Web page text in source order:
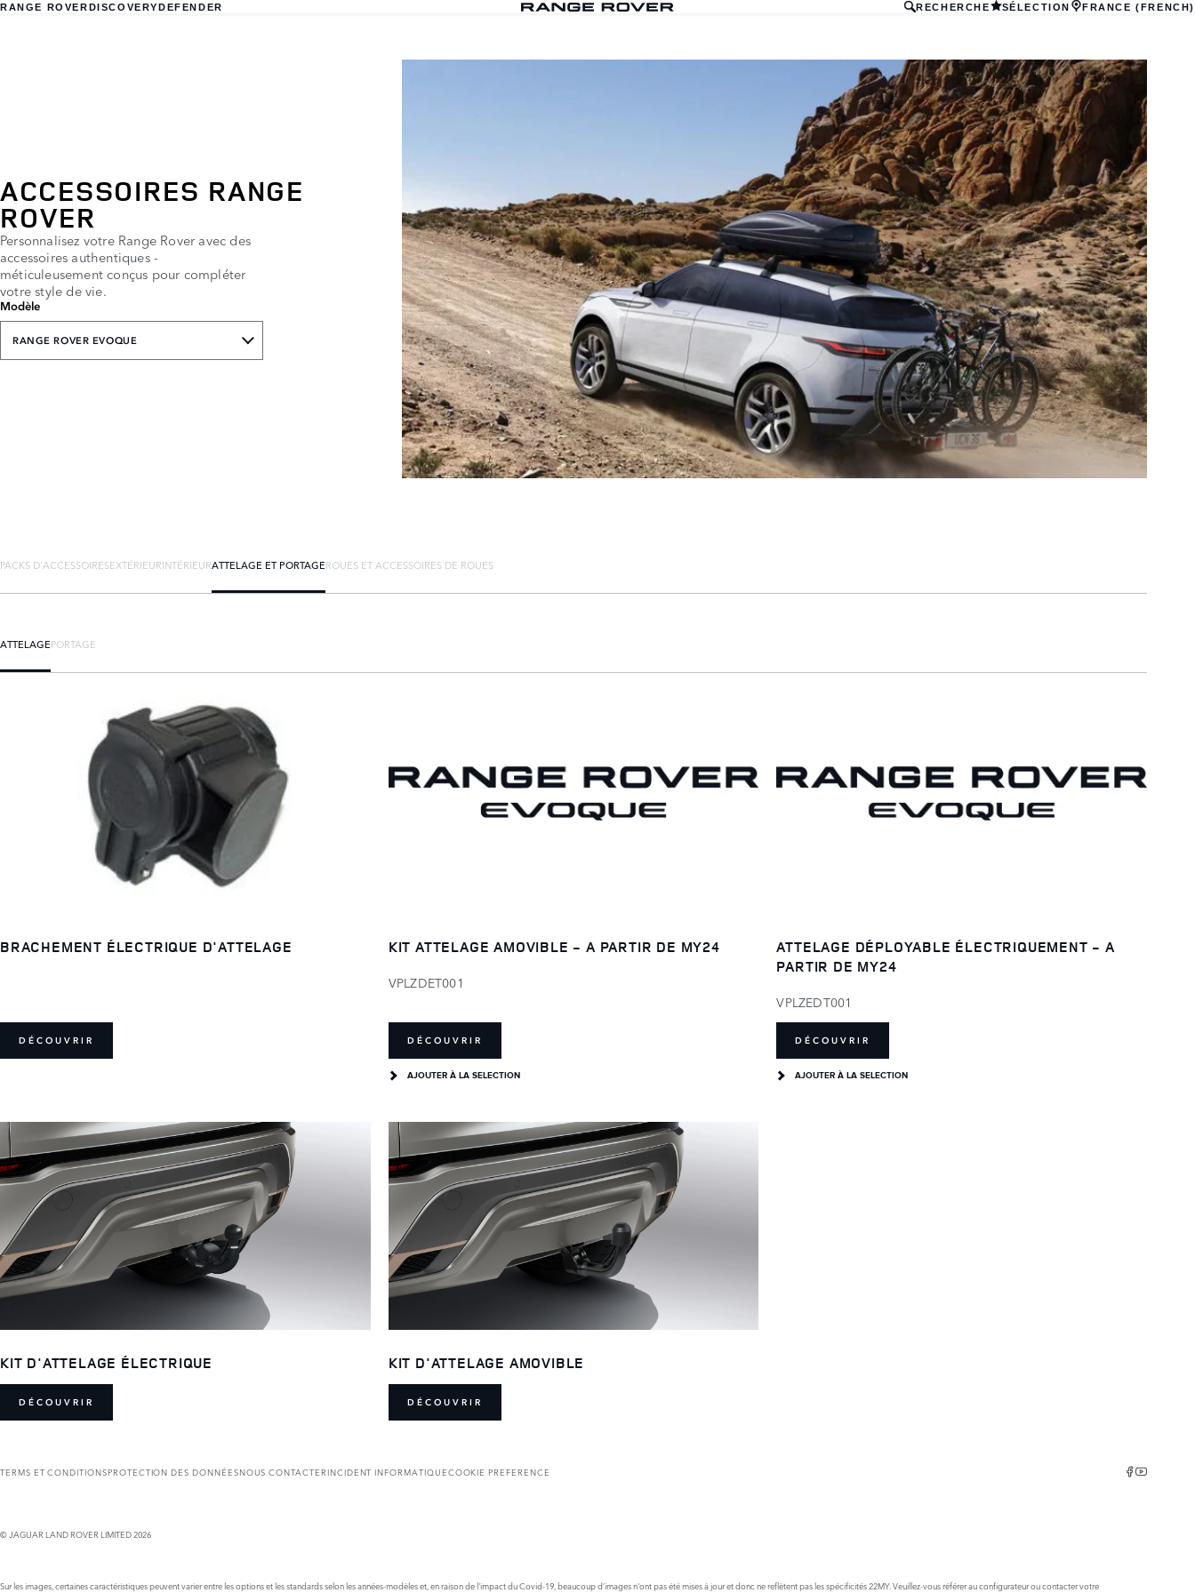
RANGE ROVERDISCOVERYDEFENDER RECHERCHE SÉLECTION FRANCE (FRENCH)
ACCESSOIRES RANGE
ROVER
Personnalisez votre Range Rover avec des
accessoires authentiques -
méticuleusement conçus pour compléter
votre style de vie.
Modèle
RANGE ROVER EVOQUE
PACKS D'ACCESSOIRESEXTÉRIEURINTÉRIEURATTELAGE ET PORTAGEROUES ET ACCESSOIRES DE ROUES
ATTELAGEPORTAGE
BRACHEMENT ÉLECTRIQUE D'ATTELAGE
DÉCOUVRIR
KIT ATTELAGE AMOVIBLE - A PARTIR DE MY24
VPLZDET001
DÉCOUVRIR
AJOUTER À LA SELECTION
ATTELAGE DÉPLOYABLE ÉLECTRIQUEMENT - A
PARTIR DE MY24
VPLZEDT001
DÉCOUVRIR
AJOUTER À LA SELECTION
KIT D'ATTELAGE ÉLECTRIQUE
DÉCOUVRIR
KIT D'ATTELAGE AMOVIBLE
DÉCOUVRIR
TERMS ET CONDITIONSPROTECTION DES DONNÉESNOUS CONTACTER INCIDENT INFORMATIQUECOOKIE PREFERENCE
© JAGUAR LAND ROVER LIMITED 2026
Sur les images, certaines caractéristiques peuvent varier entre les options et les standards selon les années-modèles et, en raison de l'impact du Covid-19, beaucoup d’images n'ont pas été mises à jour et donc ne reflètent pas les spécificités 22MY. Veuillez-vous référer au configurateur ou contacter votre